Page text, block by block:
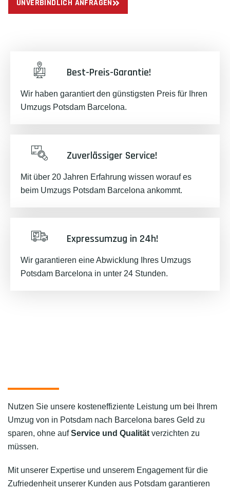
UNVERBINDLICH ANFRAGEN
Best-Preis-Garantie!
Wir haben garantiert den günstigsten Preis für Ihren
Umzugs Potsdam Barcelona.
Zuverlässiger Service!
Mit über 20 Jahren Erfahrung wissen worauf es
beim Umzugs Potsdam Barcelona ankommt.
Expressumzug in 24h!
Wir garantieren eine Abwicklung Ihres Umzugs
Potsdam Barcelona in unter 24 Stunden.
Nutzen Sie unsere kosteneffiziente Leistung um bei Ihrem
Umzug von in Potsdam nach Barcelona bares Geld zu
sparen, ohne aufService und Qualität verzichten zu
müssen.
Mit unserer Expertise und unserem Engagement für die
Zufriedenheit unserer Kunden aus Potsdam garantieren